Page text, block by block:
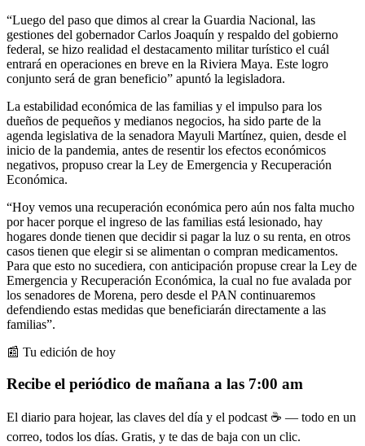
“Luego del paso que dimos al crear la Guardia Nacional, las
gestiones del gobernador Carlos Joaquín y respaldo del gobierno
federal, se hizo realidad el destacamento militar turístico el cuál
entrará en operaciones en breve en la Riviera Maya. Este logro
conjunto será de gran beneficio” apuntó la legisladora.
La estabilidad económica de las familias y el impulso para los
dueños de pequeños y medianos negocios, ha sido parte de la
agenda legislativa de la senadora Mayuli Martínez, quien, desde el
inicio de la pandemia, antes de resentir los efectos económicos
negativos, propuso crear la Ley de Emergencia y Recuperación
Económica.
“Hoy vemos una recuperación económica pero aún nos falta mucho
por hacer porque el ingreso de las familias está lesionado, hay
hogares donde tienen que decidir si pagar la luz o su renta, en otros
casos tienen que elegir si se alimentan o compran medicamentos.
Para que esto no sucediera, con anticipación propuse crear la Ley de
Emergencia y Recuperación Económica, la cual no fue avalada por
los senadores de Morena, pero desde el PAN continuaremos
defendiendo estas medidas que beneficiarán directamente a las
familias”.
📰 Tu edición de hoy
Recibe el periódico de mañana a las 7:00 am
El diario para hojear, las claves del día y el podcast ☕ — todo en un
correo, todos los días. Gratis, y te das de baja con un clic.